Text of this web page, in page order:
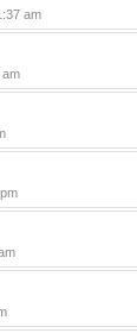
am
am